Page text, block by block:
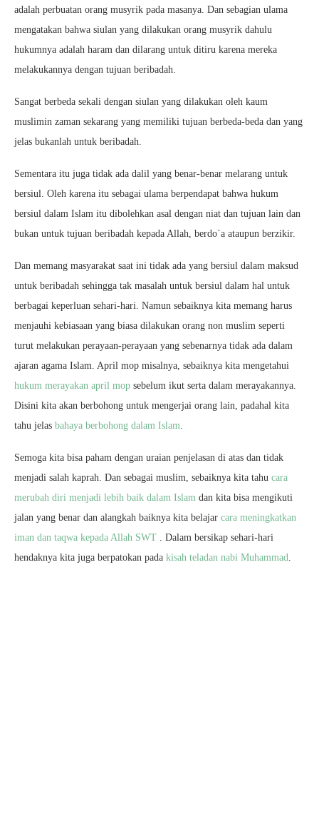
adalah perbuatan orang musyrik pada masanya. Dan sebagian ulama
mengatakan bahwa siulan yang dilakukan orang musyrik dahulu
hukumnya adalah haram dan dilarang untuk ditiru karena mereka
melakukannya dengan tujuan beribadah.
Sangat berbeda sekali dengan siulan yang dilakukan oleh kaum
muslimin zaman sekarang yang memiliki tujuan berbeda-beda dan yang
jelas bukanlah untuk beribadah.
Sementara itu juga tidak ada dalil yang benar-benar melarang untuk
bersiul. Oleh karena itu sebagai ulama berpendapat bahwa hukum
bersiul dalam Islam itu dibolehkan asal dengan niat dan tujuan lain dan
bukan untuk tujuan beribadah kepada Allah, berdo`a ataupun berzikir.
Dan memang masyarakat saat ini tidak ada yang bersiul dalam maksud
untuk beribadah sehingga tak masalah untuk bersiul dalam hal untuk
berbagai keperluan sehari-hari. Namun sebaiknya kita memang harus
menjauhi kebiasaan yang biasa dilakukan orang non muslim seperti
turut melakukan perayaan-perayaan yang sebenarnya tidak ada dalam
ajaran agama Islam. April mop misalnya, sebaiknya kita mengetahui
hukum merayakan april mop sebelum ikut serta dalam merayakannya.
Disini kita akan berbohong untuk mengerjai orang lain, padahal kita
tahu jelas bahaya berbohong dalam Islam.
Semoga kita bisa paham dengan uraian penjelasan di atas dan tidak
menjadi salah kaprah. Dan sebagai muslim, sebaiknya kita tahu cara
merubah diri menjadi lebih baik dalam Islam dan kita bisa mengikuti
jalan yang benar dan alangkah baiknya kita belajar cara meningkatkan
iman dan taqwa kepada Allah SWT . Dalam bersikap sehari-hari
hendaknya kita juga berpatokan pada kisah teladan nabi Muhammad.